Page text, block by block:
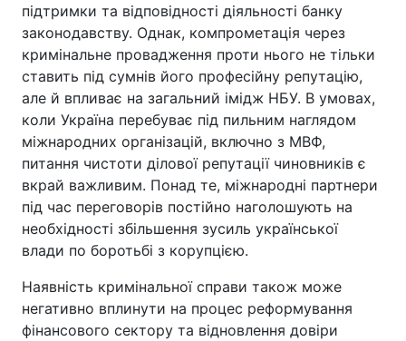
підтримки та відповідності діяльності банку
законодавству. Однак, компрометація через
кримінальне провадження проти нього не тільки
ставить під сумнів його професійну репутацію,
але й впливає на загальний імідж НБУ. В умовах,
коли Україна перебуває під пильним наглядом
міжнародних організацій, включно з МВФ,
питання чистоти ділової репутації чиновників є
вкрай важливим. Понад те, міжнародні партнери
під час переговорів постійно наголошують на
необхідності збільшення зусиль української
влади по боротьбі з корупцією.
Наявність кримінальної справи також може
негативно вплинути на процес реформування
фінансового сектору та відновлення довіри